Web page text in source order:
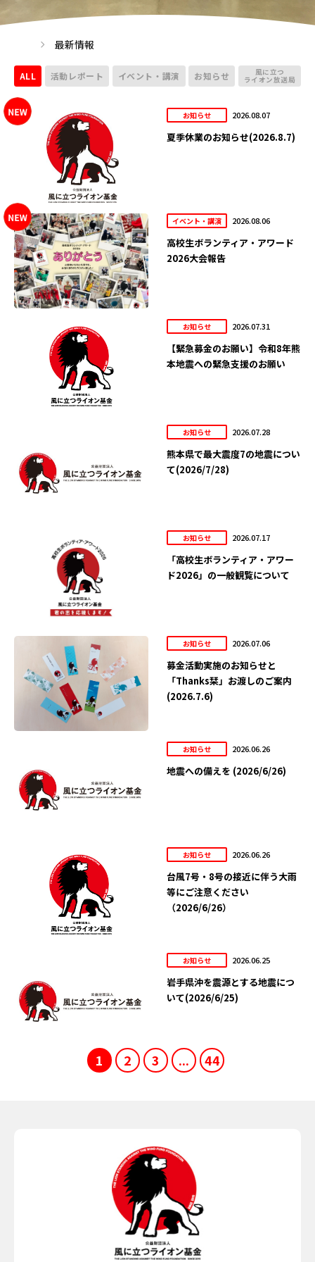
最新情報
ALL 活動レポート イベント・講演 お知らせ 風に立つ
ライオン放送局
お知らせ 2026.08.07
夏季休業のお知らせ(2026.8.7)
イベント・講演 2026.08.06
高校生ボランティア・アワード
2026大会報告
お知らせ 2026.07.31
【緊急募金のお願い】令和8年熊
本地震への緊急支援のお願い
お知らせ 2026.07.28
熊本県で最大震度7の地震につい
て(2026/7/28)
お知らせ 2026.07.17
「高校生ボランティア・アワー
ド2026」の一般観覧について
お知らせ 2026.07.06
募金活動実施のお知らせと
「Thanks栞」お渡しのご案内
(2026.7.6)
お知らせ 2026.06.26
地震への備えを (2026/6/26)
お知らせ 2026.06.26
台風7号・8号の接近に伴う大雨
等にご注意ください
（2026/6/26）
お知らせ 2026.06.25
岩手県沖を震源とする地震につ
いて(2026/6/25)
1 2 3 ... 44